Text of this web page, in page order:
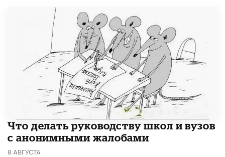
Что делать руководству школ и вузов
с анонимными жалобами
8 АВГУСТА